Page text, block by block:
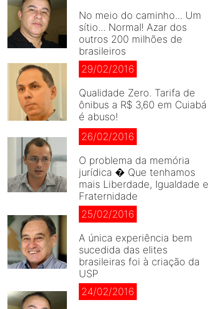
No meio do caminho... Um
sítio... Normal! Azar dos
outros 200 milhões de
brasileiros
29/02/2016
Qualidade Zero. Tarifa de
ônibus a R$ 3,60 em Cuiabá
é abuso!
26/02/2016
O problema da memória
jurídica � Que tenhamos
mais Liberdade, Igualdade e
Fraternidade
25/02/2016
A única experiência bem
sucedida das elites
brasileiras foi à criação da
USP
24/02/2016